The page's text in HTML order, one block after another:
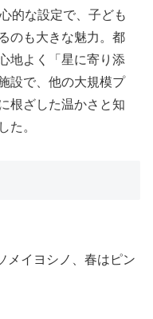
的な設定で、子ども
のも大きな魅力。都
地よく「星に寄り添
設で、他の大規模プ
根ざした温かさと知
た。
メイヨシノ、春はピン